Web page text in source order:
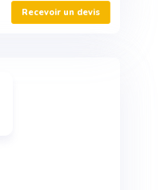
Recevoir un devis